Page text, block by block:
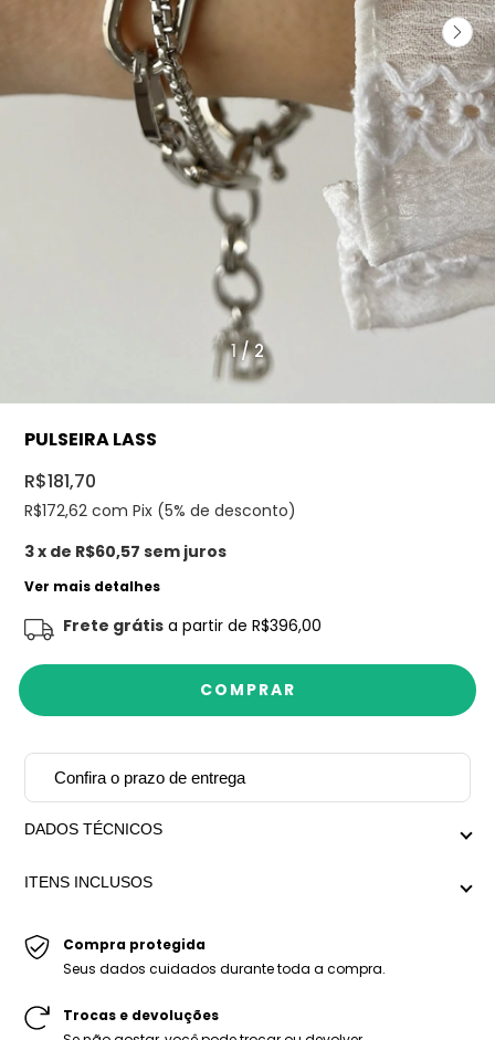
1/2
PULSEIRA LASS
R$181,70
R$172,62 com Pix (5% de desconto)
3x de R$60,57 sem juros
Ver mais detalhes
Frete grátis a partir de R$396,00
Confira o prazo de entrega
DADOS TÉCNICOS
20cm x Maior regulagem 23cm
ITENS INCLUSOS
-Embalagem personalizada Mariana Dias Acessórios.
Compra protegida
Seus dados cuidados durante toda a compra.
Trocas e devoluções